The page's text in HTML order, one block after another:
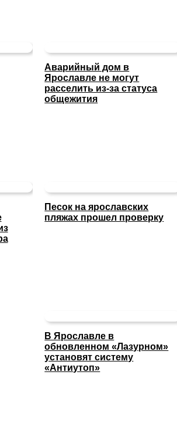
Аварийный дом в
Ярославле не могут
расселить из-за статуса
общежития
Песок на ярославских
пляжах прошел проверку
В Ярославле в
обновленном «Лазурном»
установят систему
«Антиутоп»